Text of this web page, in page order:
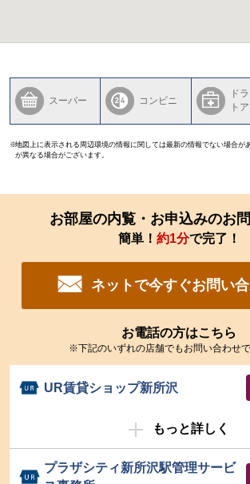
スーパー コンビニ
ド
ト
地図上に表示される周辺環境の情報に関しては最新の情報でない場合が
が異なる場合がございます。
お部屋の内覧・お申込みのお
簡単！ 約1分で完了！
ネットで今すぐお問い
お電話の方はこちら
※下記のいずれの店舗でもお問い合わせで
UR賃貸ショップ新所沢
もっと詳しく
プラザシティ新所沢駅管理サービ